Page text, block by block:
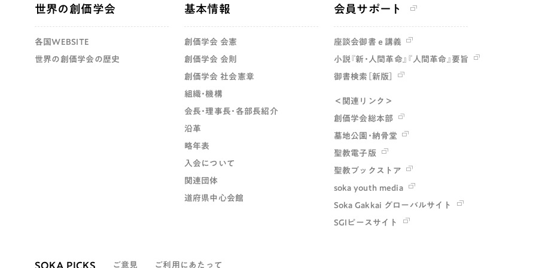
世界の創価学会
各国WEBSITE
世界の創価学会の歴史
基本情報
創価学会 会憲
創価学会 会則
創価学会 社会憲章
組織・機構
会長・理事長・各部長紹介
沿革
略年表
入会について
関連団体
道府県中心会館
会員サポート
座談会御書ｅ講義
小説『新・人間革命』『人間革命』要旨
御書検索［新版］
＜関連リンク＞
創価学会総本部
墓地公園・納骨堂
聖教電子版
聖教ブックストア
soka youth media
Soka Gakkai グローバルサイト
SGIピースサイト
SOKA PICKS ご意見 ご利用にあたって